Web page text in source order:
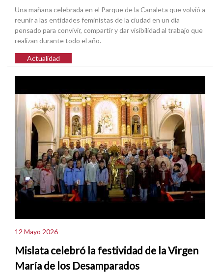
Una mañana celebrada en el Parque de la Canaleta que volvió a
reunir a las entidades feministas de la ciudad en un día
pensado para convivir, compartir y dar visibilidad al trabajo que
realizan durante todo el año.
Actualidad
12 Mayo 2026
Mislata celebró la festividad de la Virgen
María de los Desamparados